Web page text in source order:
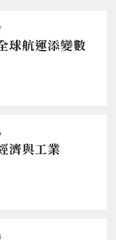
球航運添變數
濟與工業